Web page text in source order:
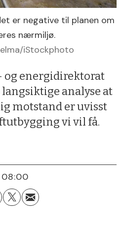
er negative til planen om
nærmiljø.
iStockphoto
og energidirektorat
analyse at
motstand er uvisst
vi vil få.
08:00